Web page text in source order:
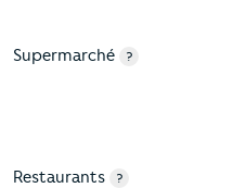
Supermarché ?
Restaurants ?